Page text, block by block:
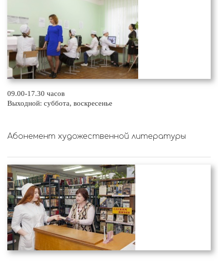
09.00-17.30 часов
Выходной: суббота, воскресенье
Абонемент художественной литературы